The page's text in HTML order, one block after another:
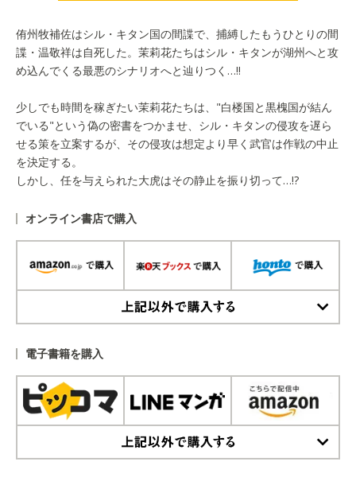
侑州牧補佐はシル・キタン国の間諜で、捕縛したもうひとりの間
諜・温敬祥は自死した。茉莉花たちはシル・キタンが湖州へと攻
め込んでくる最悪のシナリオへと辿りつく…!!
少しでも時間を稼ぎたい茉莉花たちは、"白楼国と黒槐国が結ん
でいる"という偽の密書をつかませ、シル・キタンの侵攻を遅ら
せる策を立案するが、その侵攻は想定より早く武官は作戦の中止
を決定する。
しかし、任を与えられた大虎はその静止を振り切って…!?
オンライン書店で購入
電子書籍を購入